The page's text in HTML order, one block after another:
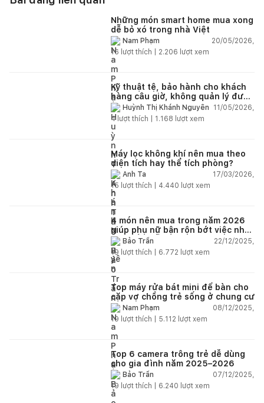
Những món smart home mua xong
dễ bỏ xó trong nhà Việt
Nam Phạm
20/05/2026,
16 lượt thích | 2.206 lượt xem
Kỹ thuật tệ, bảo hành cho khách
hàng câu giờ, không quản lý được
nhân viên xây dựng của mình,
điện nhẹ, điện nước, tường quá
kém. Luôn đổ lỗi cho nhân viên.
Bảo hành quá tệ, tôi phải đợi rất
lâu mới dc bảo hành, liên hệ để
được bảo hành thì bơ khách
Huỳnh Thị Khánh Nguyên
11/05/2026,
4lượt thích | 1.168 lượt xem
Máy lọc không khí nên mua theo
diện tích hay thể tích phòng?
Anh Ta
17/03/2026,
15 lượt thích | 4.440 lượt xem
4 món nên mua trong năm 2026
giúp phụ nữ bận rộn bớt việc nhà,
nhẹ đầu mỗi ngày
Bảo Trần
22/12/2025,
19 lượt thích | 6.772 lượt xem
Top máy rửa bát mini để bàn cho
cặp vợ chồng trẻ sống ở chung cư
Nam Phạm
08/12/2025,
19 lượt thích | 5.112 lượt xem
Top 6 camera trông trẻ dễ dùng
cho gia đình năm 2025–2026
Bảo Trần
07/12/2025,
19 lượt thích | 6.240 lượt xem